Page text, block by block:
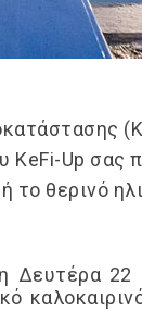
KeFi-Up σας
θερινό
22